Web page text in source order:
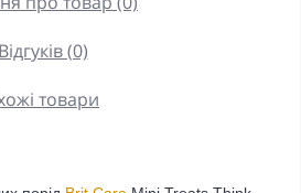
Відгуків (0)
товари